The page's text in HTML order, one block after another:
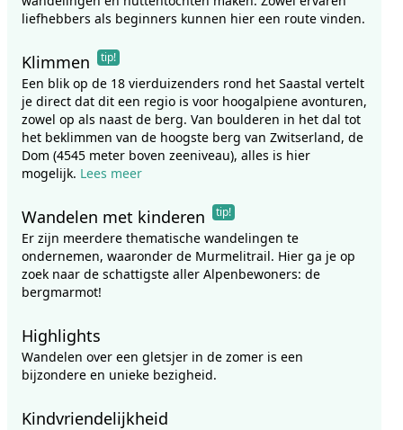
liefhebbers als beginners kunnen hier een route vinden.
Klimmen tip!
Een blik op de 18 vierduizenders rond het Saastal vertelt
je direct dat dit een regio is voor hoogalpiene avonturen,
zowel op als naast de berg. Van boulderen in het dal tot
het beklimmen van de hoogste berg van Zwitserland, de
Dom (4545 meter boven zeeniveau), alles is hier
mogelijk. Lees meer
Wandelen met kinderen tip!
Er zijn meerdere thematische wandelingen te
ondernemen, waaronder de Murmelitrail. Hier ga je op
zoek naar de schattigste aller Alpenbewoners: de
bergmarmot!
Highlights
Wandelen over een gletsjer in de zomer is een
bijzondere en unieke bezigheid.
Kindvriendelijkheid